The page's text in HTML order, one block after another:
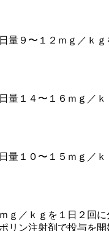
量９〜１２ｍｇ／ｋ
量１４〜１６ｍｇ／
量１０〜１５ｍｇ／
ｇ／ｋｇを１日２回
ン注射剤で投与を